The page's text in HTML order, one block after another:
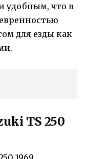
удобным, что в
для езды как
TS 250